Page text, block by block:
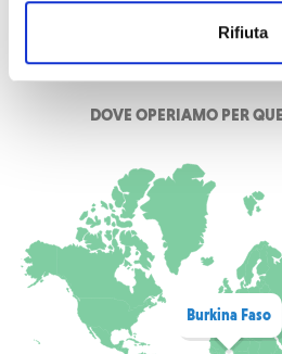
Rifiuta
DOVE OPERIAMO PER
Burkina Faso